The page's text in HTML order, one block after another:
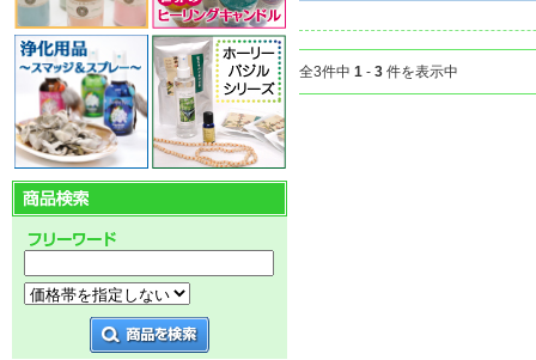
全3件中 1 - 3 件を表示中